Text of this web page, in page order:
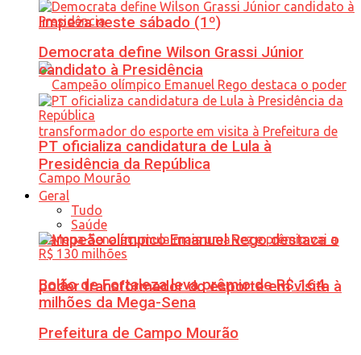
limpeza neste sábado (1º)
Campeão olímpico Emanuel Rego destaca o
poder transformador do esporte em visita à
Prefeitura de Campo Mourão
Democrata define Wilson Grassi Júnior
candidato à Presidência
PT oficializa candidatura de Lula à
Presidência da República
Geral
Tudo
Saúde
Bolão de Fortaleza leva prêmio de R$ 164
milhões da Mega-Sena